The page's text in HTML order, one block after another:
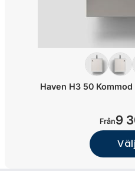
Haven H3 50
Från9